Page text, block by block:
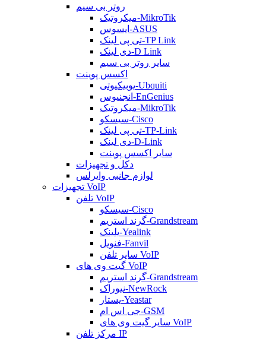
روتر بی سیم
میکروتیک-MikroTik
ایسوس-ASUS
تی پی لینک-TP Link
دی لینک-D Link
سایر روتر بی سیم
اکسس پوینت
یوبیکیوتی-Ubquiti
انجنیوس-EnGenius
میکروتیک-MikroTik
سیسکو-Cisco
تی پی لینک-TP-Link
دی لینک-D-Link
سایر اکسس پوینت
دکل و تجهیزات
لوازم جانبی وایرلس
تجهیزات VoIP
تلفن VoIP
سیسکو-Cisco
گرند استریم-Grandstream
یلینک-Yealink
فنویل-Fanvil
سایر تلفن VoIP
گیت وی های VoIP
گرند استریم-Grandstream
نیوراک-NewRock
یستار-Yeastar
جی اس ام-GSM
سایر گیت وی های VoIP
مرکز تلفن IP